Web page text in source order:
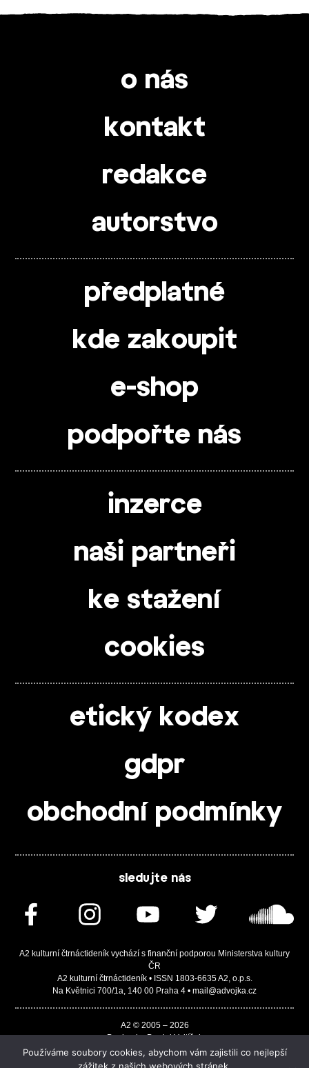
o nás
kontakt
redakce
autorstvo
předplatné
kde zakoupit
e-shop
podpořte nás
inzerce
naši partneři
ke stažení
cookies
etický kodex
gdpr
obchodní podmínky
sledujte nás
A2 kulturní čtrnáctideník vychází s finanční podporou Ministerstva kultury
ČR
A2 kulturní čtrnáctideník • ISSN 1803-6635 A2, o.p.s.
Na Květnici 700/1a, 140 00 Praha 4 • mail@advojka.cz
A2 © 2005 – 2026
Design by Daniel Vojtíšek
Built by JASA-IT & ChSoft
Používáme soubory cookies, abychom vám zajistili co nejlepší